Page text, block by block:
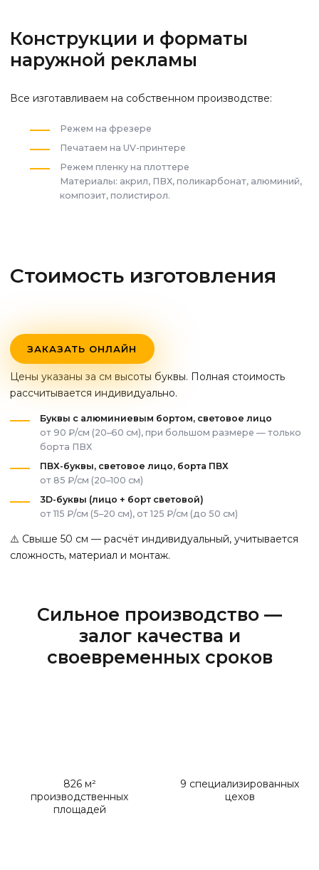
Конструкции и форматы
наружной рекламы
Все изготавливаем на собственном производстве:
Режем на фрезере
Печатаем на UV-принтере
Режем пленку на плоттере
Материалы: акрил, ПВХ, поликарбонат, алюминий,
композит, полистирол.
Стоимость изготовления
ЗАКАЗАТЬ ОНЛАЙН
Цены указаны за см высоты буквы. Полная стоимость
рассчитывается индивидуально.
Буквы с алюминиевым бортом, световое лицо
от 90 ₽/см (20–60 см), при большом размере — только
борта ПВХ
ПВХ-буквы, световое лицо, борта ПВХ
от 85 ₽/см (20–100 см)
3D-буквы (лицо + борт световой)
от 115 ₽/см (5–20 см), от 125 ₽/см (до 50 см)
⚠️ Свыше 50 см — расчёт индивидуальный, учитывается
сложность, материал и монтаж.
Сильное производство —
залог качества и
своевременных сроков
826 м²
производственных
площадей
9 специализированных
цехов